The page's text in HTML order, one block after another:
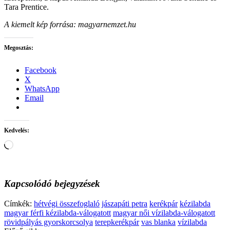
Tara Prentice.
A kiemelt kép forrása: magyarnemzet.hu
Megosztás:
Facebook
X
WhatsApp
Email
Kedvelés:
Loading…
Kapcsolódó bejegyzések
Címkék: hétvégi összefoglaló jászapáti petra kerékpár kézilabda
magyar férfi kézilabda-válogatott magyar női vízilabda-válogatott
rövidpályás gyorskorcsolya terepkerékpár vas blanka vízilabda